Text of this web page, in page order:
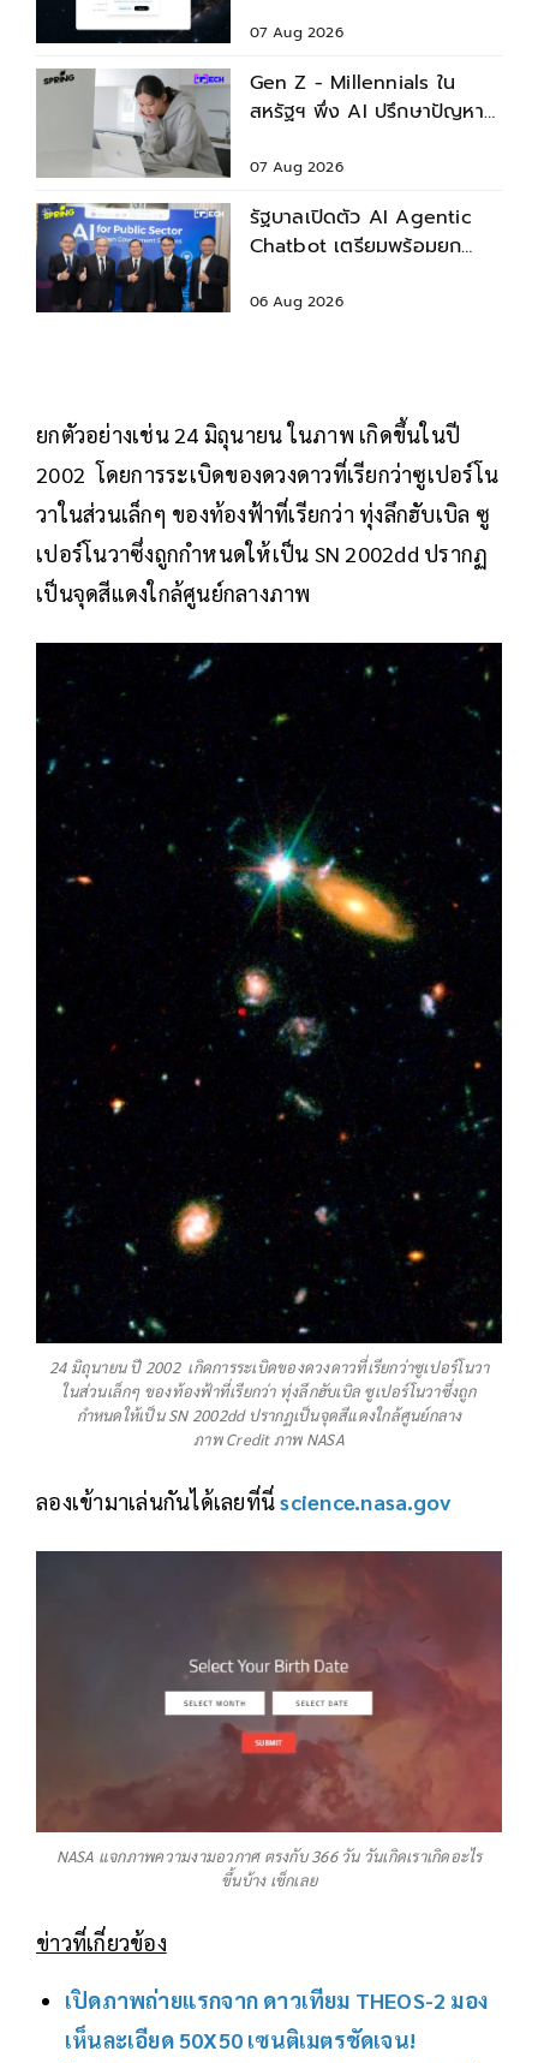
07 Aug 2026
Gen Z - Millennials ใน
สหรัฐฯ พึ่ง AI ปรึกษาปัญหา
07 Aug 2026
รัฐบาลเปิดตัว AI Agentic
Chatbot เตรียมพร้อมยก
06 Aug 2026
ยกตัวอย่างเช่น 24 มิถุนายน ในภาพ เกิดขึ้นในปี
2002 โดยการระเบิดของดวงดาวที่เรียกว่าซูเปอร์โน
วาในส่วนเล็กๆ ของท้องฟ้าที่เรียกว่า ทุ่งลึกฮับเบิล ซู
เปอร์โนวาซึ่งถูกกำหนดให้เป็น SN 2002dd ปรากฏ
เป็นจุดสีแดงใกล้ศูนย์กลางภาพ
24 มิถุนายน ปี 2002 เกิดการระเบิดของดวงดาวที่เรียกว่าซูเปอร์โนวา
ในส่วนเล็กๆ ของท้องฟ้าที่เรียกว่า ทุ่งลึกฮับเบิล ซูเปอร์โนวาซึ่งถูก
กำหนดให้เป็น SN 2002dd ปรากฏเป็นจุดสีแดงใกล้ศูนย์กลาง
ภาพ Credit ภาพ NASA
ลองเข้ามาเล่นกันได้เลยที่นี่science.nasa.gov
NASA แจกภาพความงามอวกาศ ตรงกับ 366 วัน วันเกิดเราเกิดอะไร
ขึ้นบ้าง เช็กเลย
ข่าวที่เกี่ยวข้อง
เปิดภาพถ่ายแรกจาก ดาวเทียม THEOS-2 มอง
เห็นละเอียด 50X50 เซนติเมตรชัดเจน!